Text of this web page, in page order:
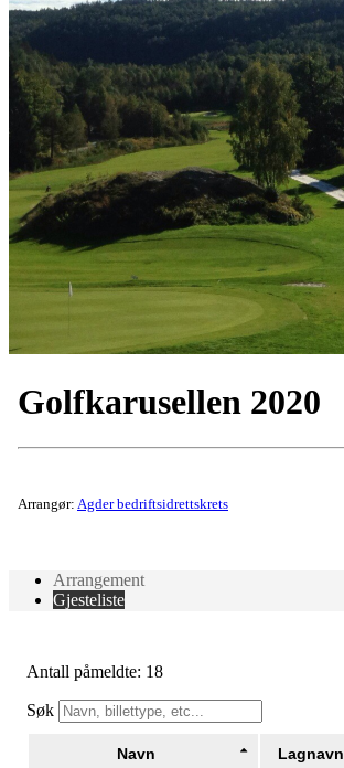
Golfkarusellen 2020
Arrangør: Agder bedriftsidrettskrets
Arrangement
Gjesteliste
Antall påmeldte: 18
Søk
Navn Lagnavn